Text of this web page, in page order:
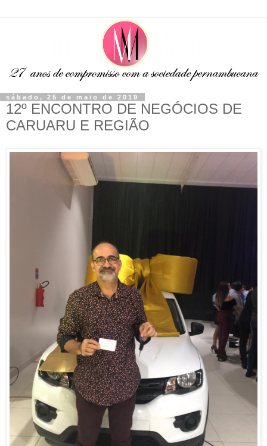
sábado, 25 de maio de 2019
12º ENCONTRO DE NEGÓCIOS DE
CARUARU E REGIÃO